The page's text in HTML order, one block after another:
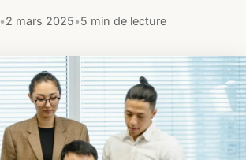
•2 mars 2025•5 min de lecture